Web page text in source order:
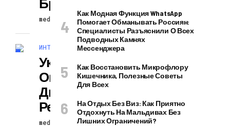
mediapodcast 30.07.2026
ИНТЕРЕСНОЕ И ПОЗНАВАТЕЛЬНОЕ
Украина
Опустилась На
Два Места В
Рейтинге ФИФА
mediapodcast 30.07.2026
Как Модная Функция WhatsApp
Помогает Обманывать Россиян:
Специалисты Разъяснили О Всех
Подводных Камнях
Мессенджера
Как Восстановить Микрофлору
Кишечника, Полезные Советы
Для Всех
На Отдых Без Виз: Как Приятно
Отдохнуть На Мальдивах Без
Лишних Ограничений?